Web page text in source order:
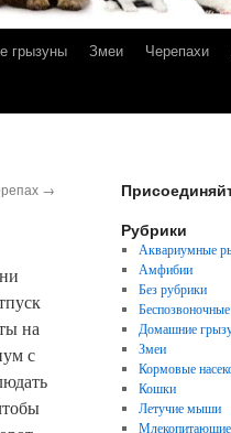
грызуны Змеи Черепахи
→
на
с
Рубрики
Аквариумные
Амфибии
Без рубрики
Домашние
Змеи
Кормовые
Кошки
Летучие мыши
Млекопитающие